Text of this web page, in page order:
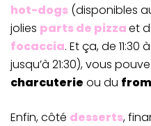
hot-dogs (disponibles
jolies parts de pizzaet
focaccia. Et ça, de 11:30
jusqu’à 21:30), vous
charcuterie ou du
Enfin, côté desserts,